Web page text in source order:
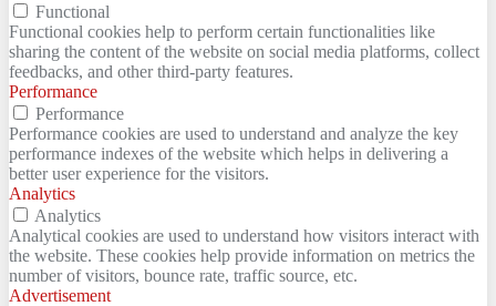
Functional
Functional cookies help to perform certain functionalities like
sharing the content of the website on social media platforms, collect
feedbacks, and other third-party features.
Performance
Performance
Performance cookies are used to understand and analyze the key
performance indexes of the website which helps in delivering a
better user experience for the visitors.
Analytics
Analytics
Analytical cookies are used to understand how visitors interact with
the website. These cookies help provide information on metrics the
number of visitors, bounce rate, traffic source, etc.
Advertisement